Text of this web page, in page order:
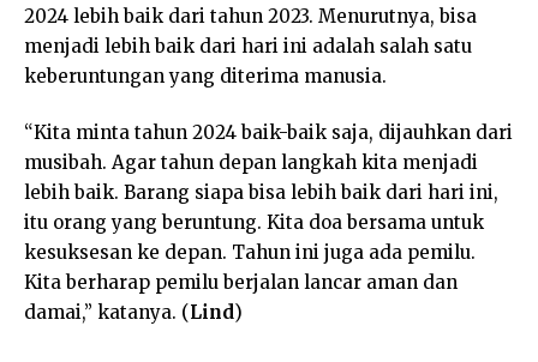
2024 lebih baik dari tahun 2023. Menurutnya, bisa
menjadi lebih baik dari hari ini adalah salah satu
keberuntungan yang diterima manusia.
“Kita minta tahun 2024 baik-baik saja, dijauhkan dari
musibah. Agar tahun depan langkah kita menjadi
lebih baik. Barang siapa bisa lebih baik dari hari ini,
itu orang yang beruntung. Kita doa bersama untuk
kesuksesan ke depan. Tahun ini juga ada pemilu.
Kita berharap pemilu berjalan lancar aman dan
damai,” katanya. (Lind)